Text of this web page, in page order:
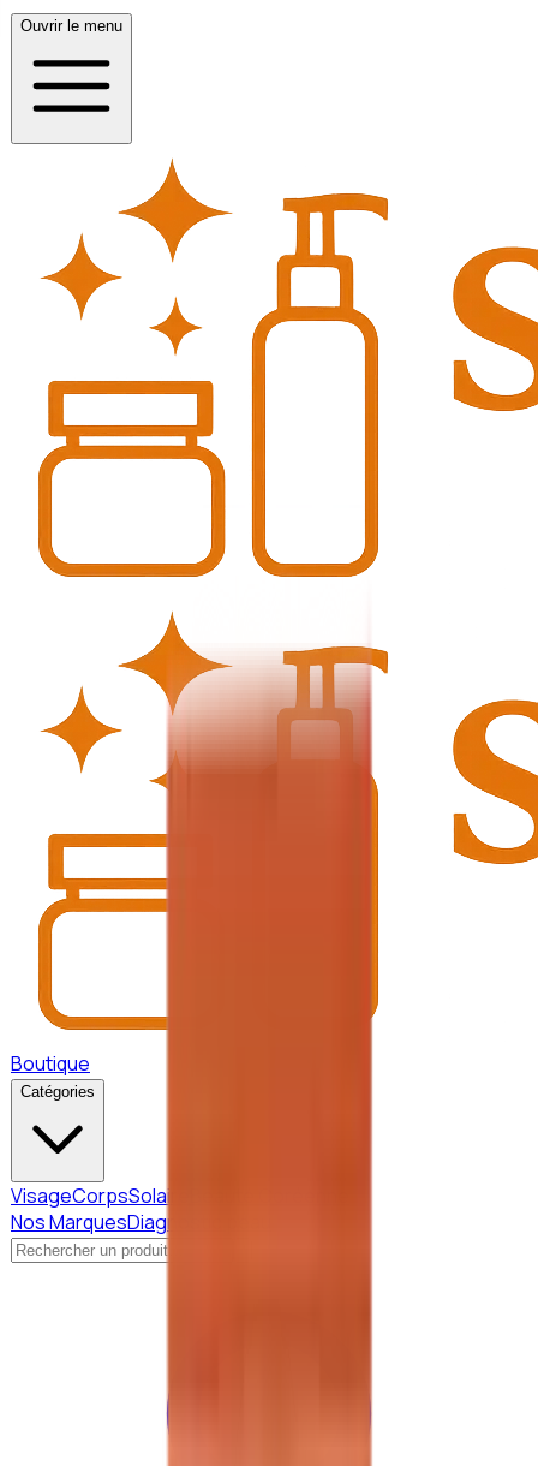
Ouvrir le menu
Boutique
Catégories
VisageCorpsSolaire
Nos MarquesDiagnostic peau